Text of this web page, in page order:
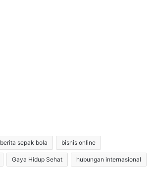
berita sepak bola bisnis online
Gaya Hidup Sehat hubungan internasional